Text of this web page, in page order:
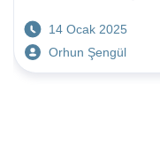
14 Ocak 2025
Orhun Şengül